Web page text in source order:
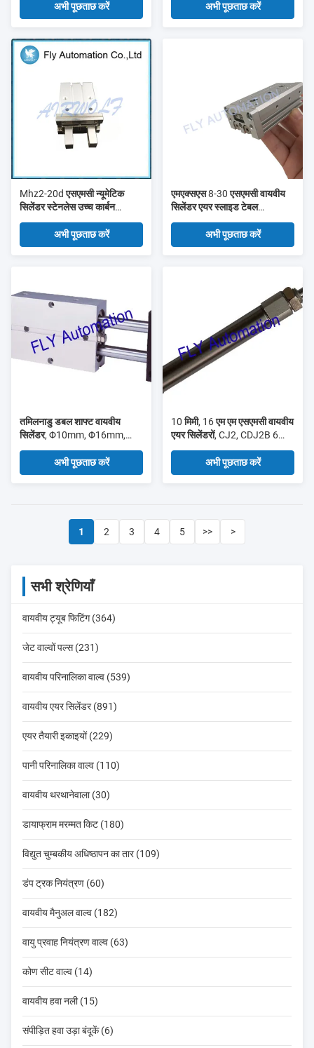
अभी पूछताछ करें
अभी पूछताछ करें
Mhz2-20d एसएमसी न्यूमेटिक
सिलेंडर स्टेनलेस उच्च कार्बन
क्रोमियम असर स्टील
अभी पूछताछ करें
एमएक्सएस 8-30 एसएमसी वायवीय
सिलेंडर एयर स्लाइड टेबल
एल्यूमिनियम मिश्र धातु:
अभी पूछताछ करें
तमिलनाडु डबल शाफ्ट वायवीय
सिलेंडर, Φ10mm, Φ16mm,
Φ20mm, Φ25mm, Φ32mm
अभी पूछताछ करें
10 मिमी, 16 एम एम एसएमसी वायवीय
एयर सिलेंडरों, CJ2, CDJ2B 6
मिमी, के साथ बोर
अभी पूछताछ करें
1 2 3 4 5 >> >
सभी श्रेणियाँ
वायवीय ट्यूब फिटिंग (364)
जेट वाल्वों पल्स (231)
वायवीय परिनालिका वाल्व (539)
वायवीय एयर सिलेंडर (891)
एयर तैयारी इकाइयों (229)
पानी परिनालिका वाल्व (110)
वायवीय थरथानेवाला (30)
डायाफ्राम मरम्मत किट (180)
विद्युत चुम्बकीय अधिष्ठापन का तार (109)
डंप ट्रक नियंत्रण (60)
वायवीय मैनुअल वाल्व (182)
वायु प्रवाह नियंत्रण वाल्व (63)
कोण सीट वाल्व (14)
वायवीय हवा नली (15)
संपीड़ित हवा उड़ा बंदूकें (6)